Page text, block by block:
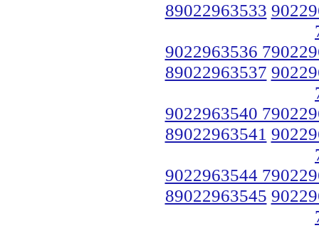
89022963533
9022963536
89022963537
9022963540
89022963541
9022963544
89022963545